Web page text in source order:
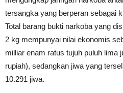
tersangka yang berperan sebagai
Total barang bukti narkoba yang
2 kg mempunyai nilai ekonomis
milliar enam ratus tujuh puluh lima
rupiah), sedangkan jiwa yang
10.291 jiwa.